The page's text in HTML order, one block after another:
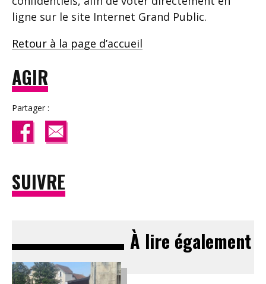
ligne sur le site Internet Grand Public.
Retour à la page d’accueil
AGIR
Partager :
SUIVRE
À lire également